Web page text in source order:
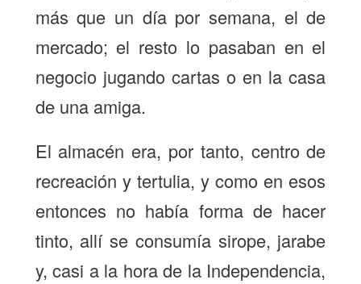
más que un día por semana, el de
mercado; el resto lo pasaban en el
negocio jugando cartas o en la casa
de una amiga.
El almacén era, por tanto, centro de
recreación y tertulia, y como en esos
entonces no había forma de hacer
tinto, allí se consumía sirope, jarabe
y, casi a la hora de la Independencia,